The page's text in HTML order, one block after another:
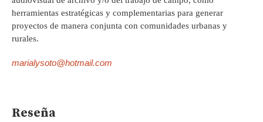
herramientas estratégicas y complementarias para generar
proyectos de manera conjunta con comunidades urbanas y
rurales.
marialysoto@hotmail.com
Reseña